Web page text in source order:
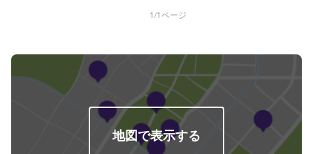
1/1ページ
地図で表示する